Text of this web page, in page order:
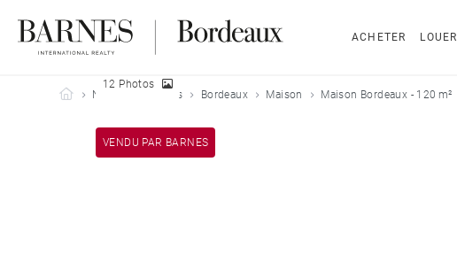
ACHETER LOUER
Barnes Bordeaux
Nos biens vendus Bordeaux Maison Maison Bordeaux - 120 m²
VENDU PAR BARNES
12 Photos